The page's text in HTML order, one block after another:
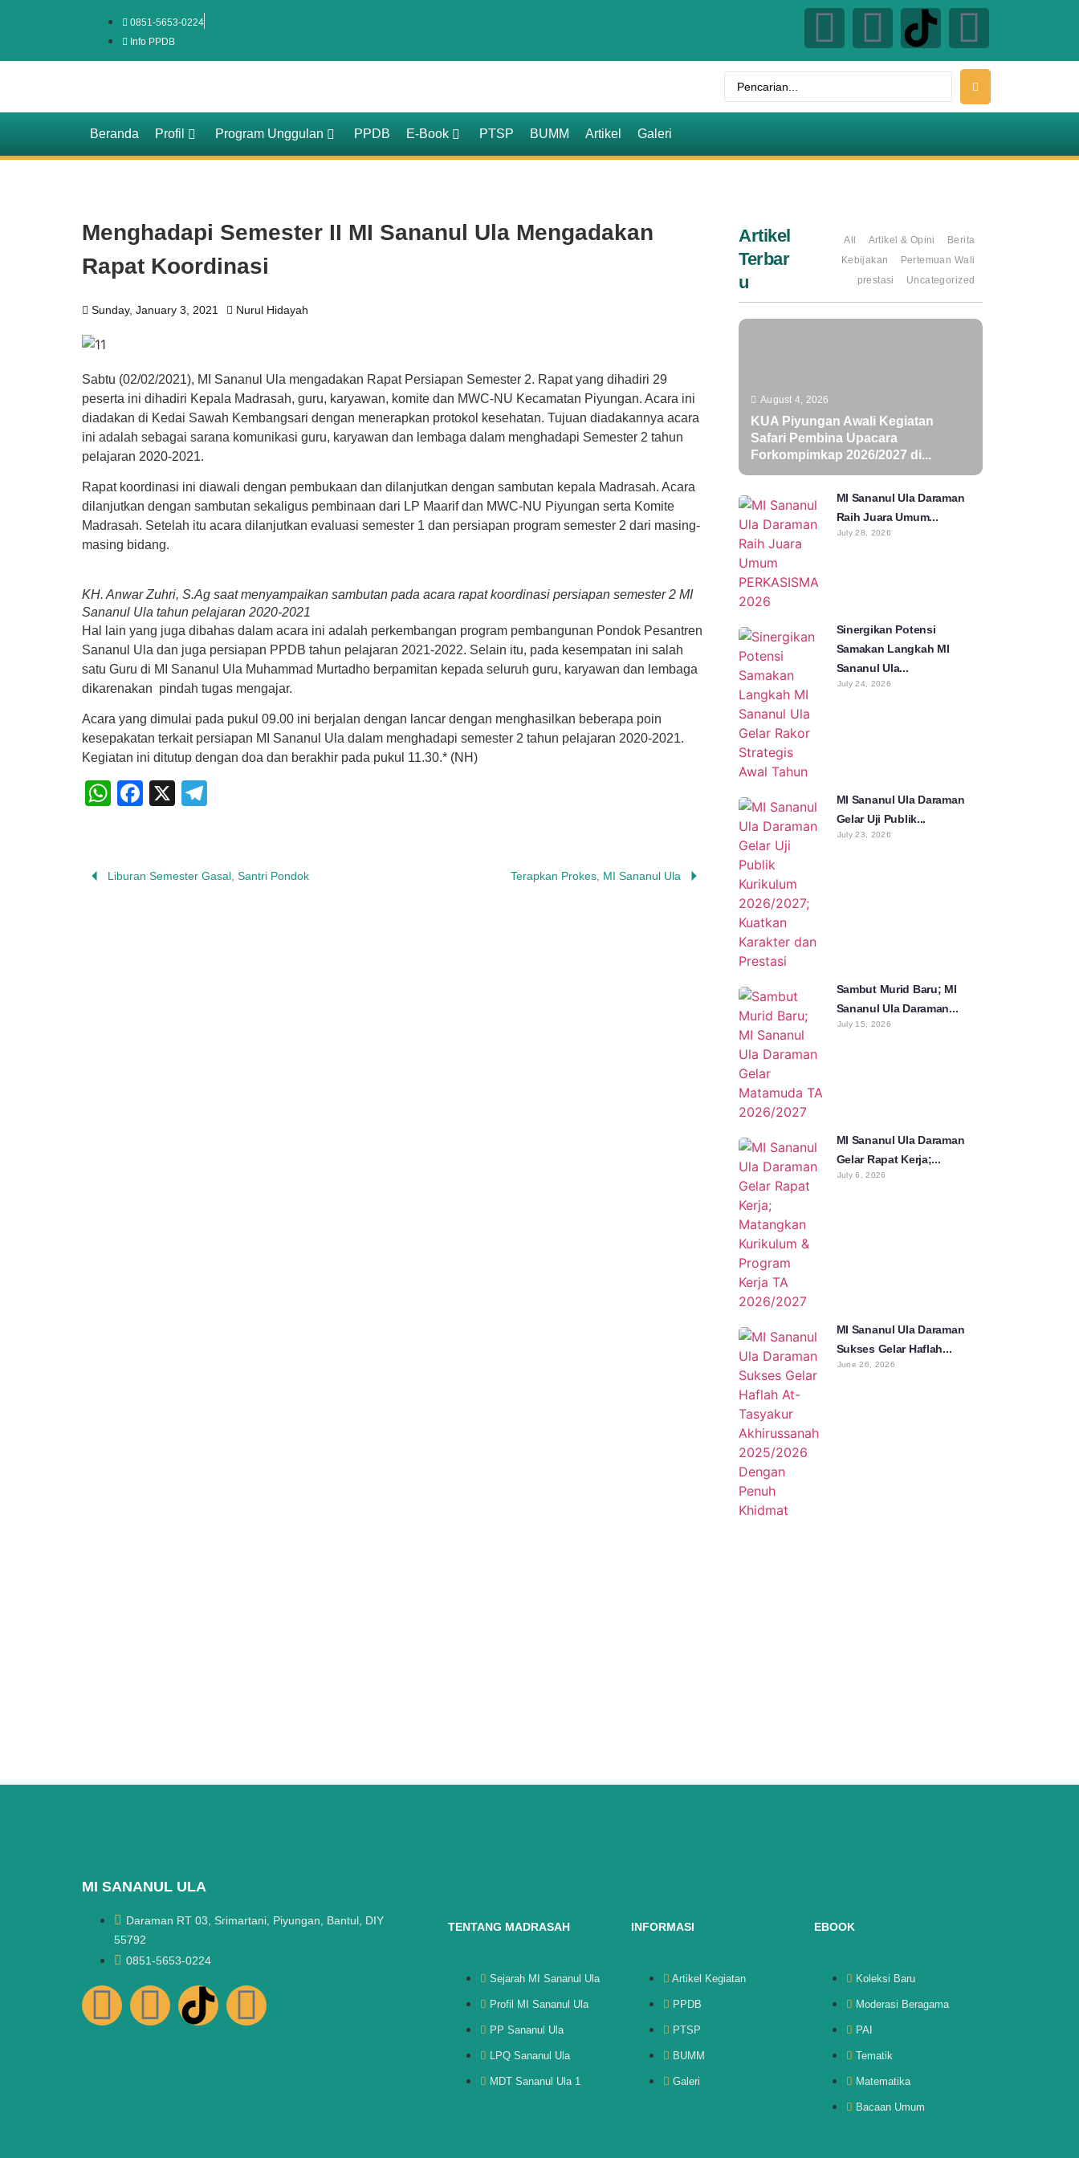
0851-5653-0224
Info PPDB
Beranda Profil Program Unggulan PPDB E-Book PTSP BUMM Artikel Galeri
Menghadapi Semester II MI Sananul Ula Mengadakan
Rapat Koordinasi
Sunday, January 3, 2021 Nurul Hidayah
Sabtu (02/02/2021), MI Sananul Ula mengadakan Rapat Persiapan Semester 2. Rapat yang dihadiri 29
peserta ini dihadiri Kepala Madrasah, guru, karyawan, komite dan MWC-NU Kecamatan Piyungan. Acara ini
diadakan di Kedai Sawah Kembangsari dengan menerapkan protokol kesehatan. Tujuan diadakannya acara
ini adalah sebagai sarana komunikasi guru, karyawan dan lembaga dalam menghadapi Semester 2 tahun
pelajaran 2020-2021.
Rapat koordinasi ini diawali dengan pembukaan dan dilanjutkan dengan sambutan kepala Madrasah. Acara
dilanjutkan dengan sambutan sekaligus pembinaan dari LP Maarif dan MWC-NU Piyungan serta Komite
Madrasah. Setelah itu acara dilanjutkan evaluasi semester 1 dan persiapan program semester 2 dari masing-
masing bidang.
KH. Anwar Zuhri, S.Ag saat menyampaikan sambutan pada acara rapat koordinasi persiapan semester 2 MI
Sananul Ula tahun pelajaran 2020-2021
Hal lain yang juga dibahas dalam acara ini adalah perkembangan program pembangunan Pondok Pesantren
Sananul Ula dan juga persiapan PPDB tahun pelajaran 2021-2022. Selain itu, pada kesempatan ini salah
satu Guru di MI Sananul Ula Muhammad Murtadho berpamitan kepada seluruh guru, karyawan dan lembaga
dikarenakan pindah tugas mengajar.
Acara yang dimulai pada pukul 09.00 ini berjalan dengan lancar dengan menghasilkan beberapa poin
kesepakatan terkait persiapan MI Sananul Ula dalam menghadapi semester 2 tahun pelajaran 2020-2021.
Kegiatan ini ditutup dengan doa dan berakhir pada pukul 11.30.* (NH)
WhatsApp
Facebook
X
Liburan Semester Gasal, Santri Pondok Terapkan Prokes, MI Sananul Ula
Artikel
Terbar
u
All Artikel & Opini
Berita
Kebijakan
Pertemuan Wali
prestasi
Uncategorized
August 4, 2026
KUA Piyungan Awali Kegiatan
Safari Pembina Upacara
Forkompimkap 2026/2027 di...
MI Sananul Ula Daraman
Raih Juara Umum...
July 28, 2026
Sinergikan Potensi
Samakan Langkah MI
Sananul Ula...
July 24, 2026
MI Sananul Ula Daraman
Gelar Uji Publik...
July 23, 2026
Sambut Murid Baru; MI
Sananul Ula Daraman...
July 15, 2026
MI Sananul Ula Daraman
Gelar Rapat Kerja;...
July 6, 2026
MI Sananul Ula Daraman
Sukses Gelar Haflah...
June 26, 2026
MI SANANUL ULA
Daraman RT 03, Srimartani, Piyungan, Bantul, DIY
55792
0851-5653-0224
TENTANG MADRASAH
Sejarah MI Sananul Ula
Profil MI Sananul Ula
PP Sananul Ula
LPQ Sananul Ula
MDT Sananul Ula 1
INFORMASI
Artikel Kegiatan
PPDB
PTSP
BUMM
Galeri
EBOOK
Koleksi Baru
Moderasi Beragama
PAI
Tematik
Matematika
Bacaan Umum